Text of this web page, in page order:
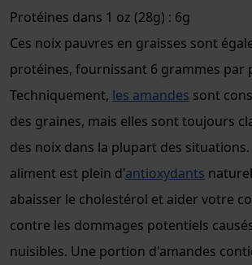
Protéines dans 1 oz (28g) : 6g
Ces noix pauvres en graisses sont
protéines, fournissant 6 grammes par
Techniquement, les amandes sont
des graines, mais elles sont toujours
des noix dans la plupart des
aliment est plein d'antioxydants
abaisser le cholestérol et aider votre
contre les dommages potentiels
nuisibles. Une portion d'amandes